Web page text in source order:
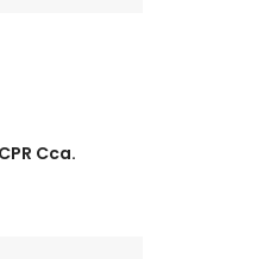
CPR Cca.